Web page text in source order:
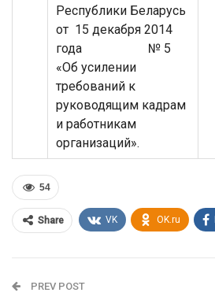
Республики Беларусь
от 15 декабря 2014
года № 5
«Об усилении
требований к
руководящим кадрам
и работникам
организаций».
54
Share VK OK.ru
PREV POST